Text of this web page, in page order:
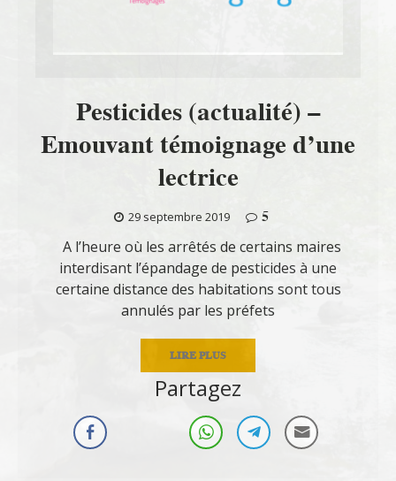
Pesticides (actualité) –
Emouvant témoignage d’une
lectrice
29 septembre 2019
5
A l’heure où les arrêtés de certains maires
interdisant l’épandage de pesticides à une
certaine distance des habitations sont tous
annulés par les préfets
LIRE PLUS
Partagez